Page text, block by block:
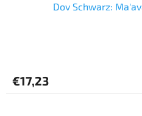
Dov Schwarz:
€17,23